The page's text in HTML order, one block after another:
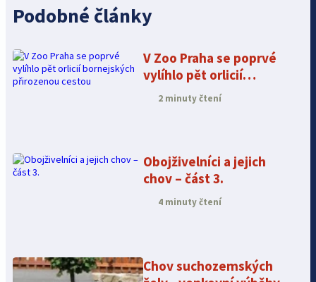
Podobné články
V Zoo Praha se poprvé
vylíhlo pět orlicií
bornejských přirozenou
2 minuty čtení
Obojživelníci a jejich
chov – část 3.
4 minuty čtení
Chov suchozemských